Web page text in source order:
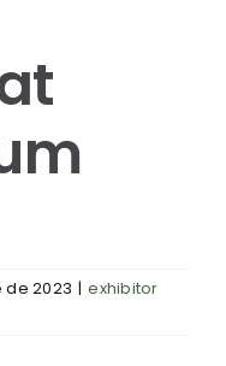
de 2023 | exhibitor